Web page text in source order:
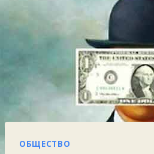
ОБЩЕСТВО